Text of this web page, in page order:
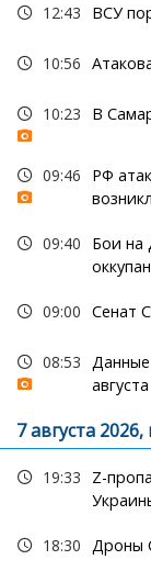
12:43 ВСУ
10:56
10:23 В
09:46
РФ
09:40
Бои на
09:00 Сенат
08:53
августа
7 августа
19:33
Z-
18:30 Дроны